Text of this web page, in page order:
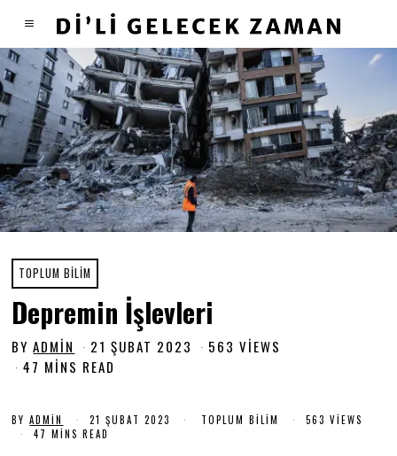
TOPLUM BILIM
Depremin İşlevleri
BYADMIN 21 ŞUBAT 2023 2 563 VIEWS
47 MINS READ
BYADMIN 21 ŞUBAT 2023 TOPLUM BILIM
563 VIEWS
47 MINS READ